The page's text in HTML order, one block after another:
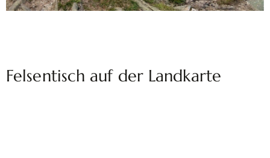
Felsentisch auf der Landkarte